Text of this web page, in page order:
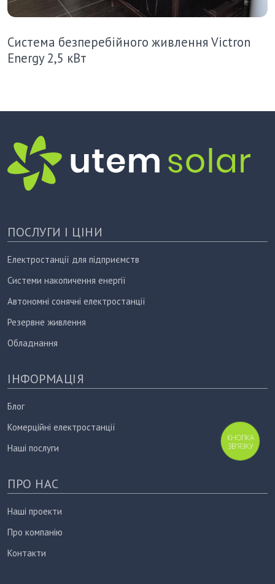
Система безперебійного живлення Victron
Energy 2,5 кВт
ПОСЛУГИ І ЦІНИ
Електростанції для підприємств
Системи накопичення енергії
Автономні сонячні електростанції
Резервне живлення
Обладнання
ІНФОРМАЦІЯ
Блог
Комерційні електростанції
Наші послуги
ПРО НАС
Наші проекти
Про компанію
Контакти
КНОПКА
ЗВ'ЯЗКУ